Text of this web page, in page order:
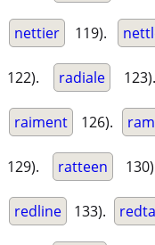
nettier 119).
122). radiale
raiment 126).
129). ratteen
redline 133).